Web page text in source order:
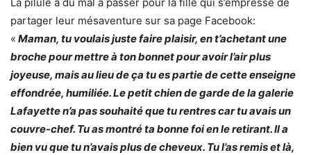
partager leur mésaventure sur sa page Facebook:
« Maman, tu voulais juste faire plaisir, en t’achetant une
broche pour mettre à ton bonnet pour avoir l’air plus
joyeuse, mais au lieu de ça tu es partie de cette enseigne
effondrée, humiliée. Le petit chien de garde de la galerie
Lafayette n’a pas souhaité que tu rentres car tu avais un
couvre-chef. Tu as montré ta bonne foi en le retirant. Il a
bien vu que tu n’avais plus de cheveux. Tu l’as remis et là,